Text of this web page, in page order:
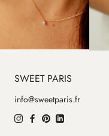
SWEET PARIS
info@sweetparis.fr